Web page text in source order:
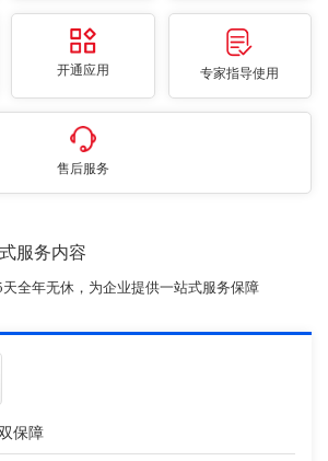
开通应用 专家指导使用
售后服务
服务内容
全年无休，为企业提供一站式服务保障
保障